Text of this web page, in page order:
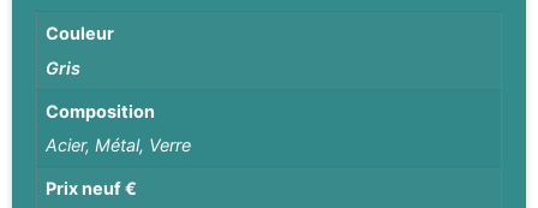
Couleur
Gris
Composition
Acier, Métal, Verre
Prix neuf €